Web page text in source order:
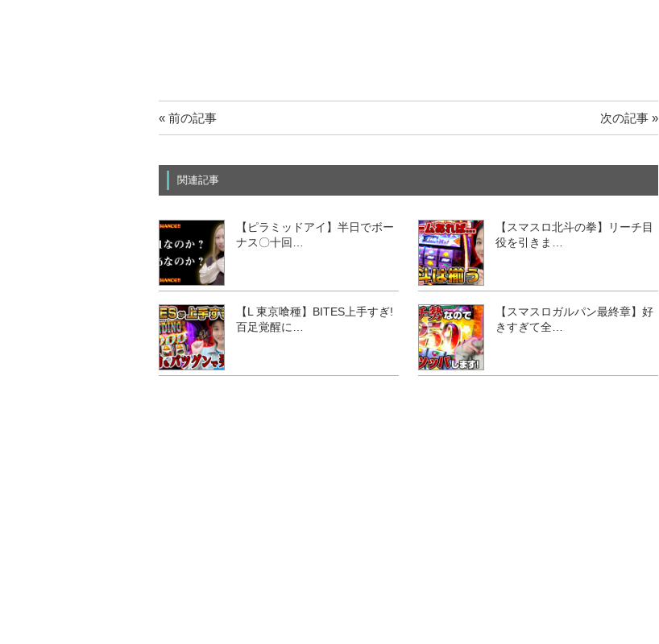
« 前の記事 次の記事 »
関連記事
【ピラミッドアイ】半日でボー
ナス〇十回…
【スマスロ北斗の拳】リーチ目
役を引きま…
【L 東京喰種】BITES上手すぎ!
百足覚醒に…
【スマスロガルパン最終章】好
きすぎて全…